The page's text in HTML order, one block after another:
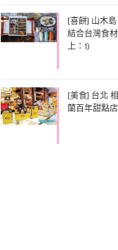
[喜餅] 山木
結合台灣食
上：1)
[美食] 台北
蘭百年甜點